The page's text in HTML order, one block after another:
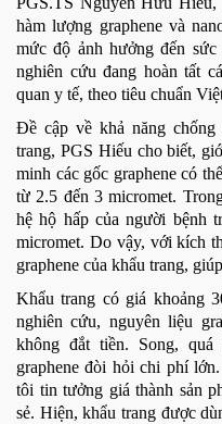
hàm lượng graphene và
mức độ ảnh hưởng đến
nghiên cứu đang hoàn tất
quan y tế, theo tiêu chuẩn
Đề cập về khả năng
trang, PGS Hiếu cho biết,
minh các gốc graphene có
từ 2.5 đến 3 micromet.
hệ hộ hấp của người bệnh
micromet. Do vậy, với kích
graphene của khẩu trang,
Khẩu trang có giá khoảng
nghiên cứu, nguyên liệu
không đắt tiền. Song,
graphene đòi hỏi chi phí
tôi tin tưởng giá thành sản
sẻ. Hiện, khẩu trang được